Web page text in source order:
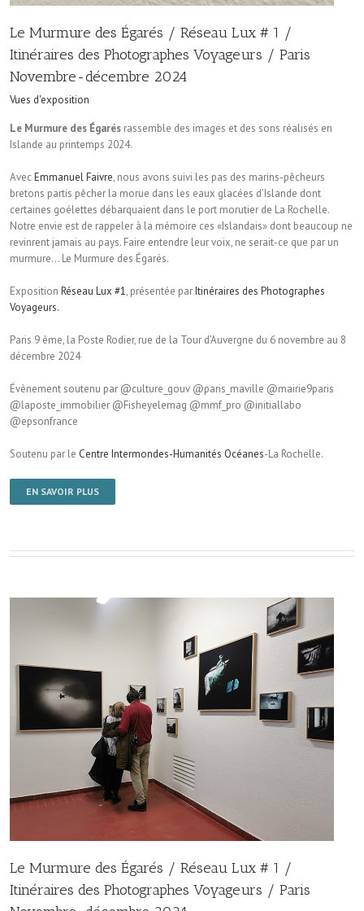
Le Murmure des Égarés / Réseau Lux # 1 /
Itinéraires des Photographes Voyageurs / Paris
Novembre-décembre 2024
Vues d'exposition
Le Murmure des Égarés rassemble des images et des sons réalisés en
Islande au printemps 2024.
AvecEmmanuel Faivre, nous avons suivi les pas des marins-pêcheurs
bretons partis pêcher la morue dans les eaux glacées d’Islande dont
certaines goélettes débarquaient dans le port morutier de La Rochelle.
Notre envie est de rappeler à la mémoire ces «Islandais» dont beaucoup ne
revinrent jamais au pays. Faire entendre leur voix, ne serait-ce que par un
murmure… Le Murmure des Égarés.
Exposition Réseau Lux #1, présentée parItinéraires des Photographes
Voyageurs.
Paris 9 ème, la Poste Rodier, rue de la Tour d’Auvergne du 6 novembre au 8
décembre 2024
Évènement soutenu par @culture_gouv @paris_maville @mairie9paris
@laposte_immobilier @Fisheyelemag @mmf_pro @initiallabo
@epsonfrance
Soutenu par le Centre Intermondes-Humanités Océanes-La Rochelle.
EN SAVOIR PLUS
Le Murmure des Égarés / Réseau Lux # 1 /
Itinéraires des Photographes Voyageurs / Paris